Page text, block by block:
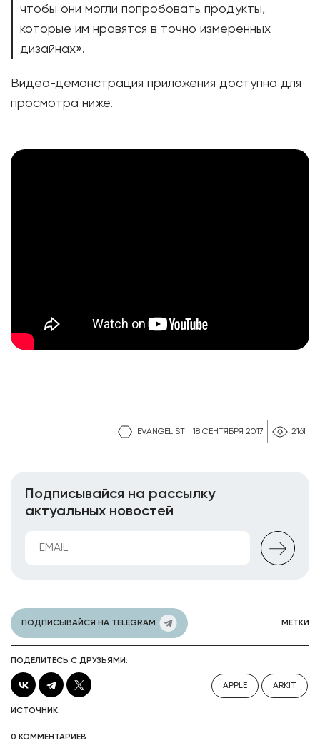
EVANGELIST 18 СЕНТЯБРЯ 2017 2161
чтобы они могли попробовать продукты,
которые им нравятся в точно измеренных
дизайнах».
Видео-демонстрация приложения доступна для
просмотра ниже.
Подписывайся на рассылку
актуальных новостей
ПОДПИСЫВАЙСЯ НА TELEGRAM МЕТКИ
ПОДЕЛИТЕСЬ С ДРУЗЬЯМИ:
APPLE ARKIT
ИСТОЧНИК:
0 КОММЕНТАРИЕВ